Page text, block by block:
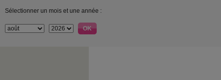
Sélectionner un mois et une année :